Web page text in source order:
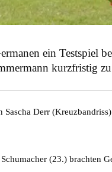
ein Testspiel
kurzfristig
Derr
(23.) brachten